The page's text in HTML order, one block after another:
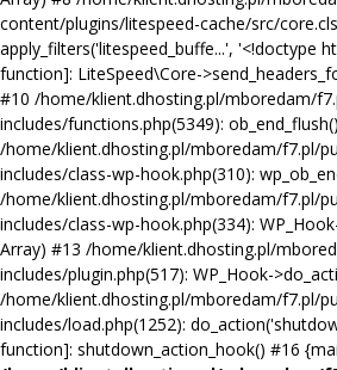
content/plugins/litespeed-cache/src/
apply_filters('litespeed_buffe...', '<!doctype
function]: LiteSpeed\Core-
#10 /home/klient.dhosting.pl/mboredam/
includes/functions.php(5349):
/home/klient.dhosting.pl/mboredam/f7.pl/
includes/class-wp-hook.php(310):
/home/klient.dhosting.pl/mboredam/f7.pl/
includes/class-wp-hook.php(334):
Array) #13 /home/klient.dhosting.pl/
includes/plugin.php(517): WP_Hook-
/home/klient.dhosting.pl/mboredam/f7.pl/
includes/load.php(1252):
function]: shutdown_action_hook() #16